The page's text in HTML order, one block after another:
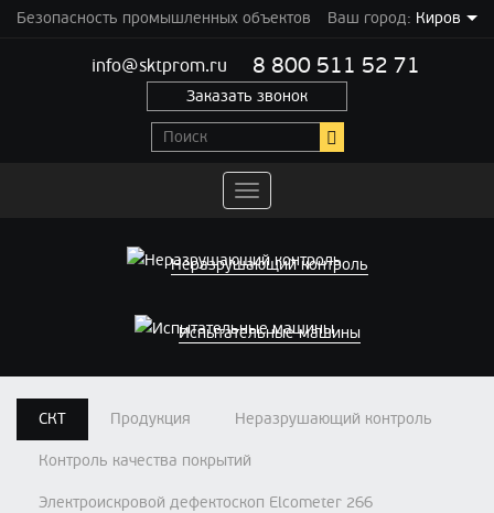
Безопасность промышленных объектов Ваш город: Киров
info@sktprom.ru 8 800 511 52 71
Заказать звонок
Переключить
навигацию
Неразрушающий контроль
Испытательные машины
СКТ Продукция Неразрушающий контроль
Контроль качества покрытий
Электроискровой дефектоскоп Elcometer 266